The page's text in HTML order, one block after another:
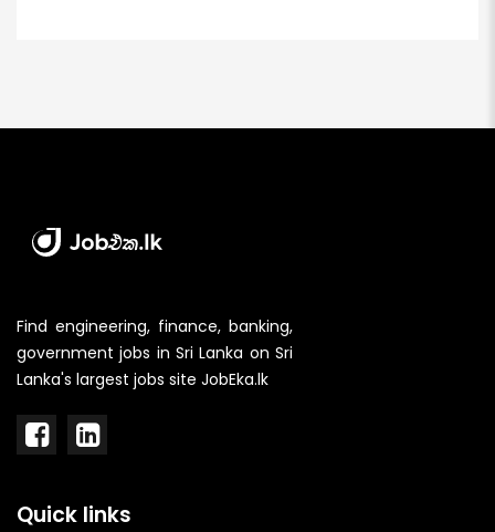
Find engineering, finance, banking,
government jobs in Sri Lanka on Sri
Lanka's largest jobs site JobEka.lk
Quick links